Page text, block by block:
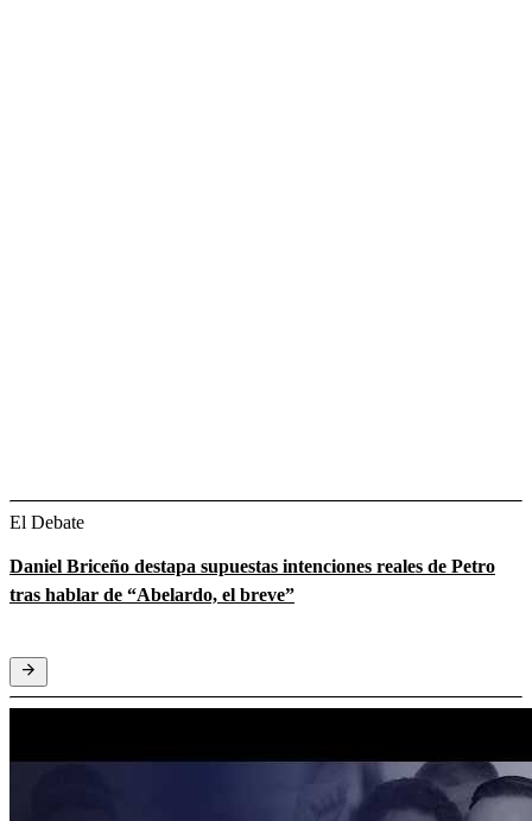
El Debate
Daniel Briceño destapa supuestas intenciones reales de Petro
tras hablar de “Abelardo, el breve”